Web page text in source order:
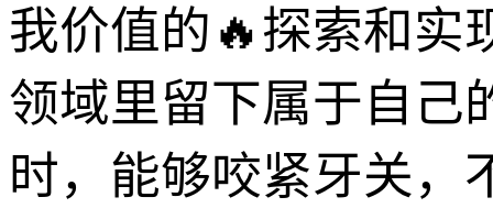
我价值的🔥探索和实
领域里留下属于自己
时，能够咬紧牙关，